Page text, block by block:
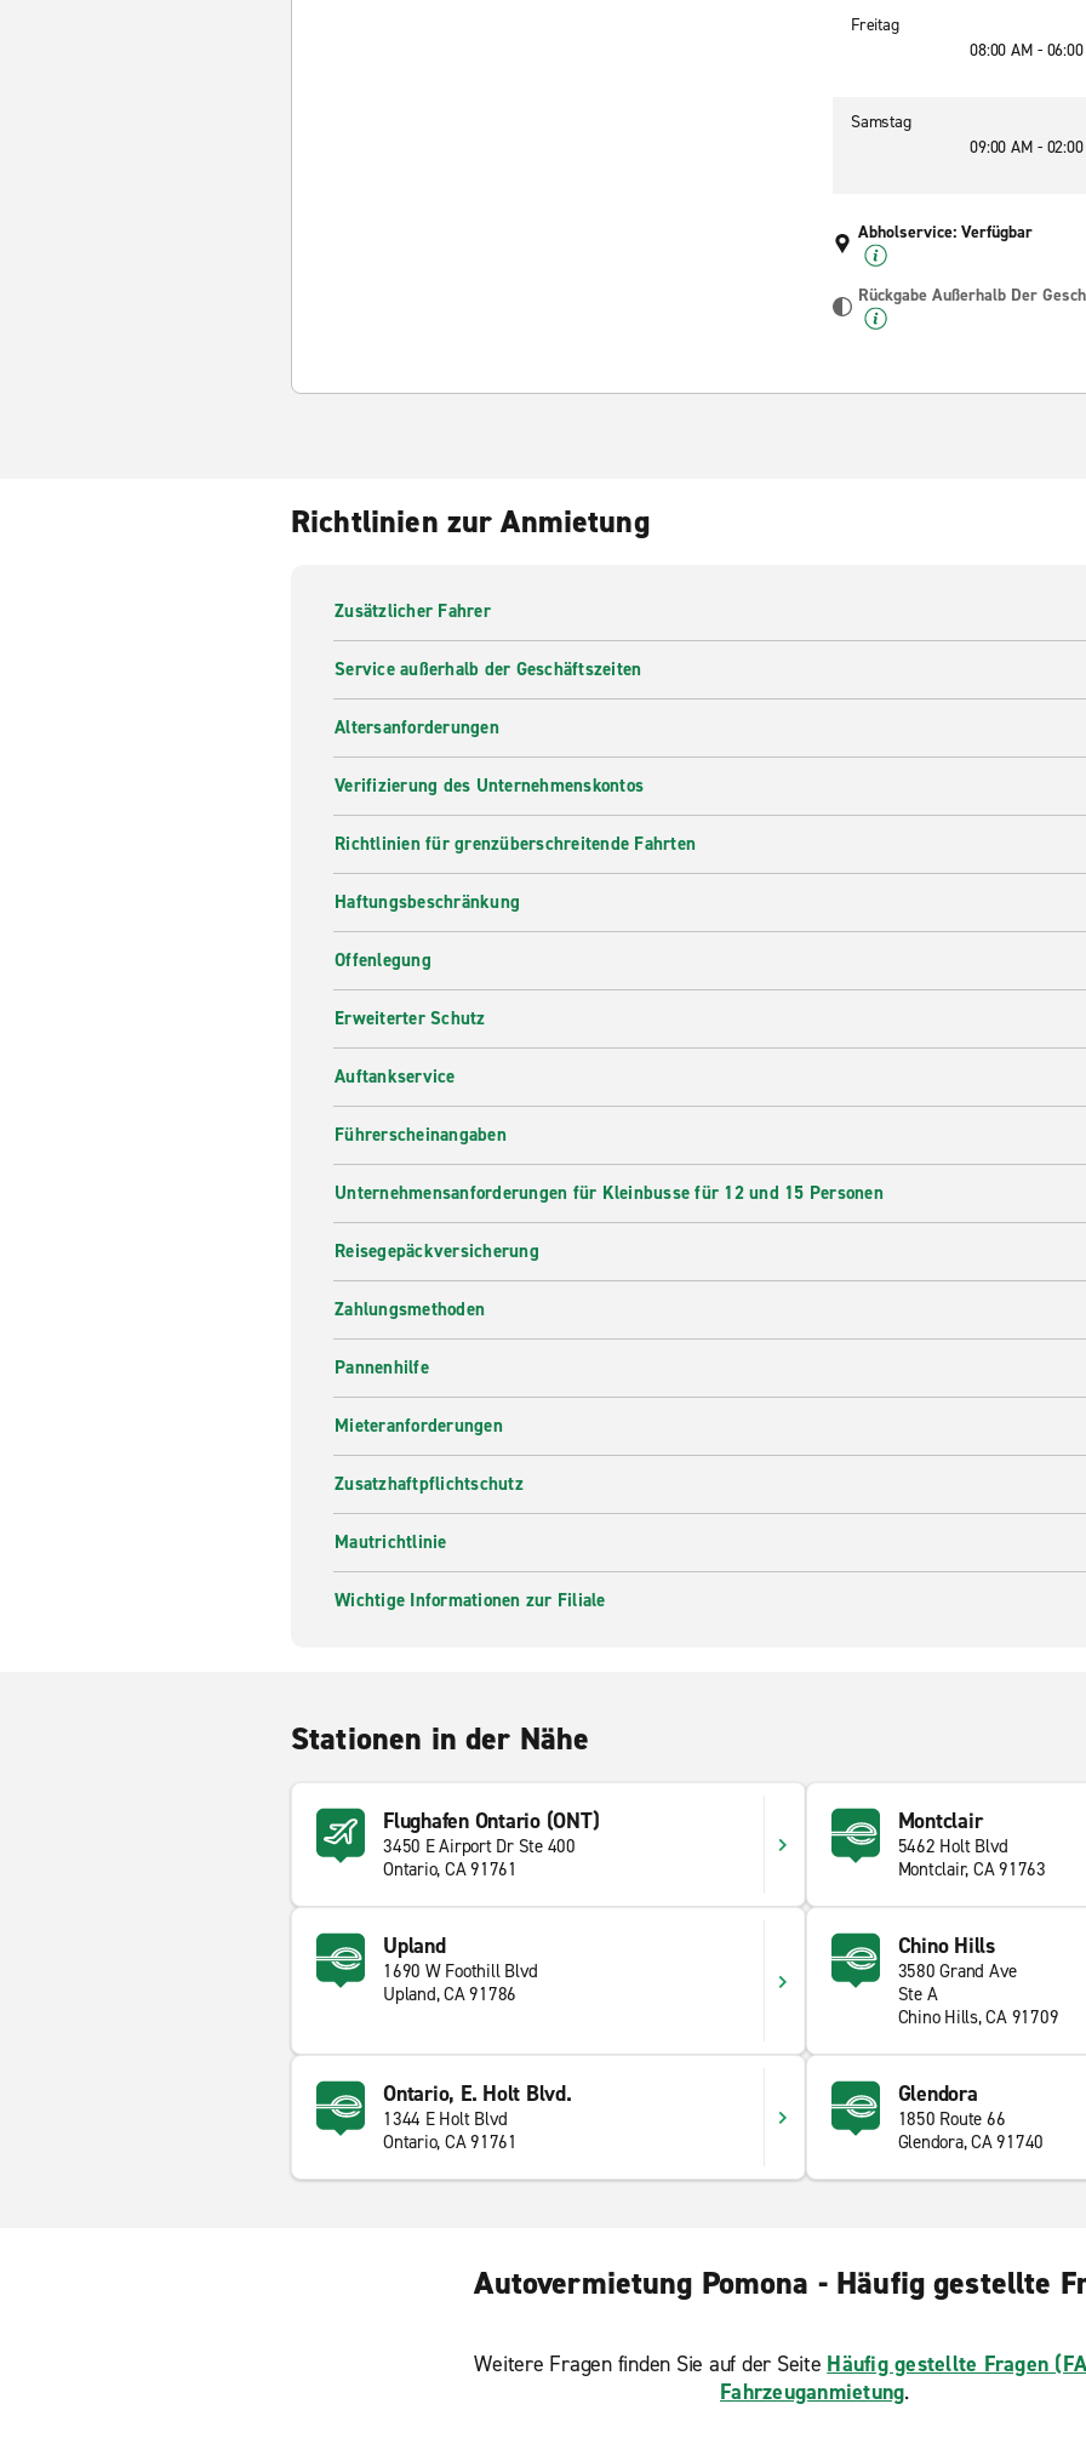
Freitag
08:00 AM -
Samstag
09:00 AM -
Abholservice: Verfügbar
Rückgabe Außerhalb Der
Richtlinien zur Anmietung
Zusätzlicher Fahrer
Service außerhalb der Geschäftszeiten
Altersanforderungen
Verifizierung des Unternehmenskontos
Richtlinien für grenzüberschreitende Fahrten
Haftungsbeschränkung
Offenlegung
Erweiterter Schutz
Auftankservice
Führerscheinangaben
Unternehmensanforderungen für Kleinbusse für 12 und 15 Personen
Reisegepäckversicherung
Zahlungsmethoden
Pannenhilfe
Mieteranforderungen
Zusatzhaftpflichtschutz
Mautrichtlinie
Wichtige Informationen zur Filiale
Stationen in der Nähe
Flughafen Ontario (ONT)
3450 E Airport Dr Ste 400
Ontario, CA 91761
Montclair
5462 Holt Blvd
Montclair, CA 91763
Upland
1690 W Foothill Blvd
Upland, CA 91786
Chino Hills
3580 Grand Ave
Ste A
Chino Hills, CA 91709
Ontario, E. Holt Blvd.
1344 E Holt Blvd
Ontario, CA 91761
Glendora
1850 Route 66
Glendora, CA 91740
Autovermietung Pomona - Häufig gestellte
Weitere Fragen finden Sie auf der Seite Häufig gestellte Fragen
Fahrzeuganmietung.